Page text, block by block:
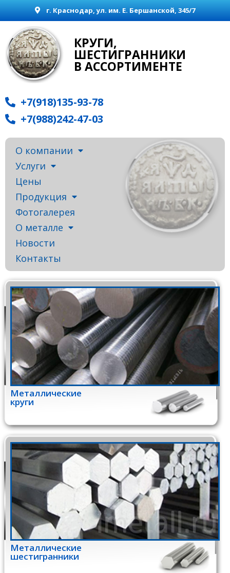
г. Краснодар, ул. им. Е. Бершанской, 345/7
КРУГИ,
ШЕСТИГРАННИКИ
В АССОРТИМЕНТЕ
+7(918)135-93-78
+7(988)242-47-03
О компании
Услуги
Цены
Продукция
Фотогалерея
О металле
Новости
Контакты
Металлические
круги
Металлические
шестигранники